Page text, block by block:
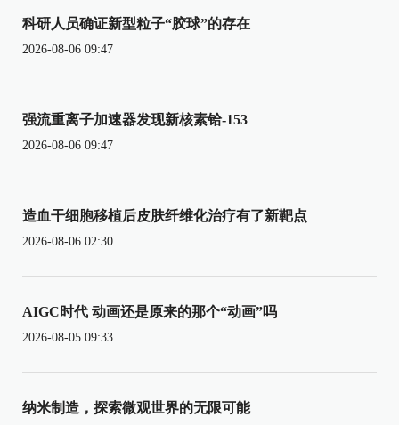
科研人员确证新型粒子“胶球”的存在
2026-08-06 09:47
强流重离子加速器发现新核素铪-153
2026-08-06 09:47
造血干细胞移植后皮肤纤维化治疗有了新靶点
2026-08-06 02:30
AIGC时代 动画还是原来的那个“动画”吗
2026-08-05 09:33
纳米制造，探索微观世界的无限可能